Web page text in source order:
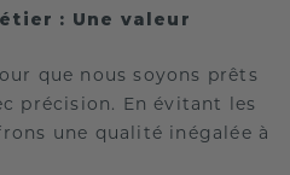
: Une valeur
que nous soyons prêts
précision. En évitant les
une qualité inégalée à